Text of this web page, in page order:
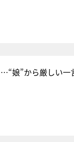
娘”から厳しい一